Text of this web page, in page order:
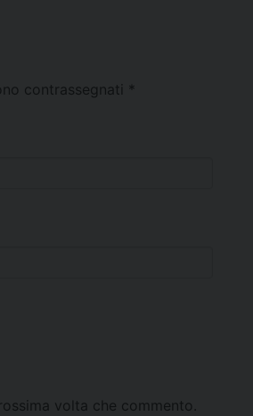
contrassegnati *
volta che commento.